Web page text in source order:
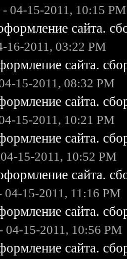
- 04-15-2011, 10:15 PM
сайта.
16-2011, 03:22 PM
сайта.
15-2011, 08:32 PM
сайта.
15-2011, 10:21 PM
сайта.
15-2011, 10:52 PM
сайта.
04-15-2011, 11:16 PM
сайта.
- 04-15-2011, 10:56 PM
сайта.